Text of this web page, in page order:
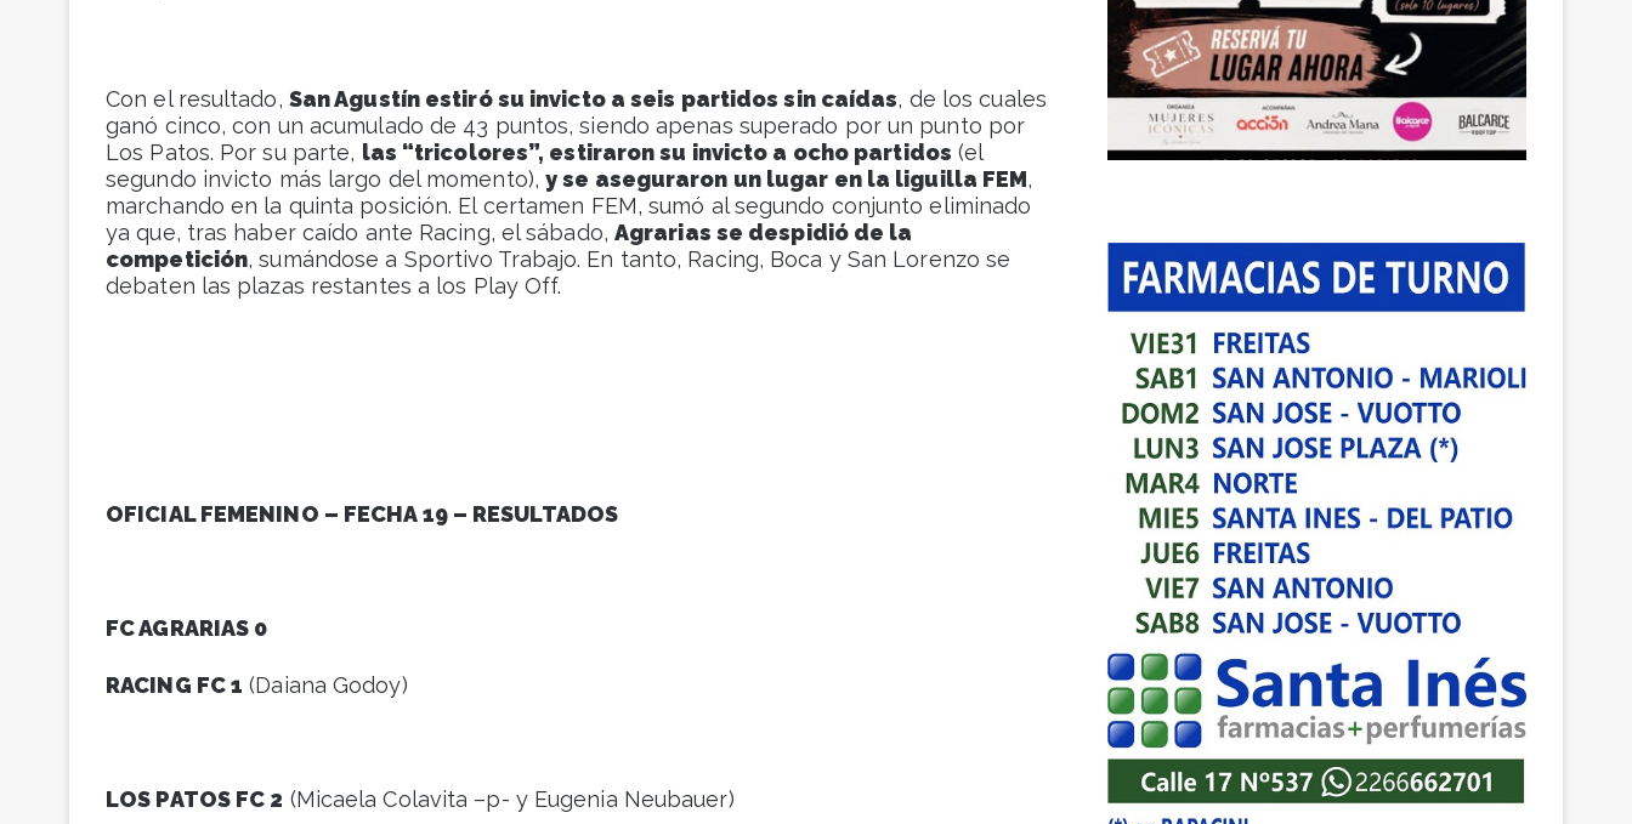
Con el resultado, San Agustín estiró su invicto a seis partidos sin caídas, de los cuales
ganó cinco, con un acumulado de 43 puntos, siendo apenas superado por un punto por
Los Patos. Por su parte, las “tricolores”, estiraron su invicto a ocho partidos (el
segundo invicto más largo del momento),y se aseguraron un lugar en la liguilla FEM,
marchando en la quinta posición. El certamen FEM, sumó al segundo conjunto eliminado
ya que, tras haber caído ante Racing, el sábado, Agrarias se despidió de la
competición, sumándose a Sportivo Trabajo. En tanto, Racing, Boca y San Lorenzo se
debaten las plazas restantes a los Play Off.
OFICIAL FEMENINO – FECHA 19 – RESULTADOS
FC AGRARIAS 0
RACING FC 1 (Daiana Godoy)
LOS PATOS FC 2 (Micaela Colavita –p- y Eugenia Neubauer)